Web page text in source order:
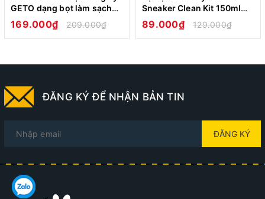
CÔNG DỤNG CỦA BÀN CHẢI ĐÁNH
Làm sạch dễ dàng: Bàn chải có lông nhựa PP
giày vải sneaker.
GETO dạng bọt làm sạch
khử mùi hôi giày
169.000₫ 209.000₫
Sneaker Clean Kit 150ml
Cao Cấp Loại Bỏ Vết Bẩn
89.000₫ 129.000₫
ĐĂNG KÝ ĐỂ NHẬN BẢN TIN
ĐĂNG KÝ